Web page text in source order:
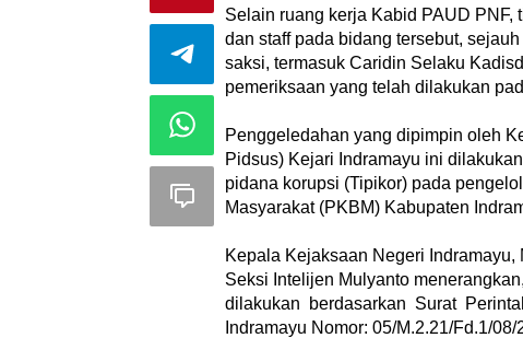
‎Selain ruang kerja Kabid PAUD
dan staff pada bidang tersebut,
saksi, termasuk Caridin Selaku
pemeriksaan yang telah dilakukan
‎Penggeledahan yang dipimpin oleh
Pidsus) Kejari Indramayu ini
pidana korupsi (Tipikor) pada
Masyarakat (PKBM) Kabupaten
‎Kepala Kejaksaan Negeri
Seksi Intelijen Mulyanto
dilakukan berdasarkan Surat
Indramayu Nomor: 05/M.2.21/Fd.1/